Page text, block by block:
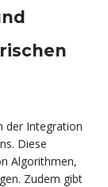
der Integration
Diese
Algorithmen,
Zudem gibt